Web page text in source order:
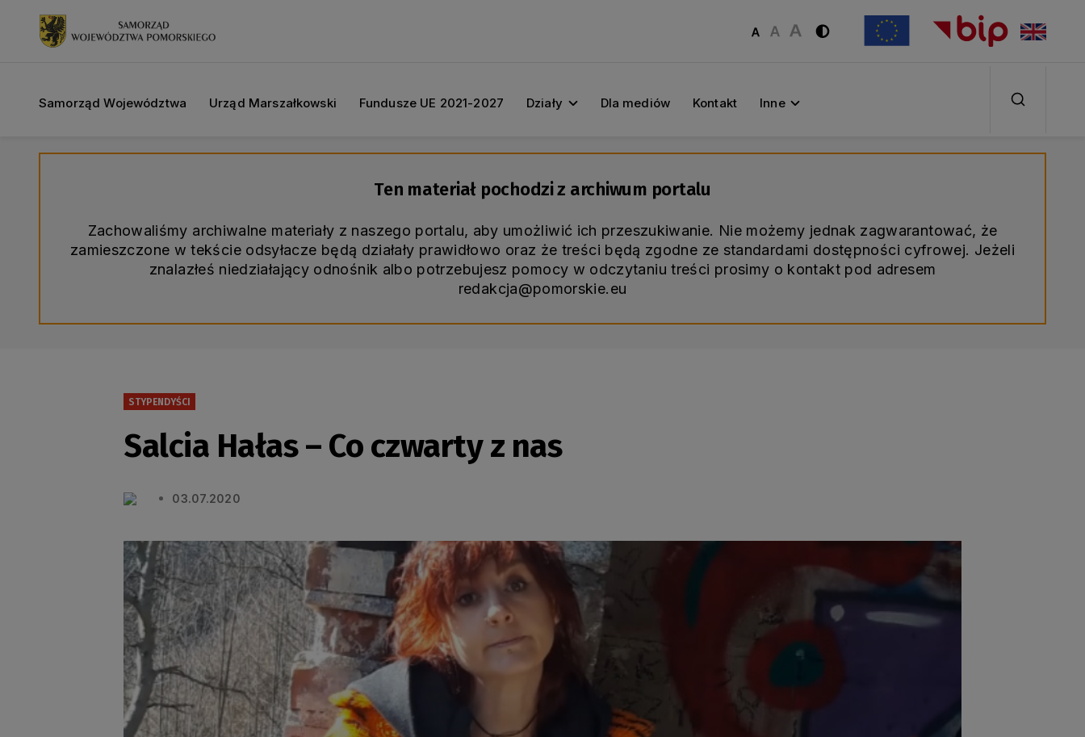
Samorząd Województwa Urząd Marszałkowski Fundusze UE 2021-2027 Działy Dla mediów Kontakt Inne
Ten materiał pochodzi z archiwum portalu
Zachowaliśmy archiwalne materiały z naszego portalu, aby umożliwić ich przeszukiwanie. Nie możemy jednak zagwarantować, że
zamieszczone w tekście odsyłacze będą działały prawidłowo oraz że treści będą zgodne ze standardami dostępności cyfrowej. Jeżeli
znalazłeś niedziałający odnośnik albo potrzebujesz pomocy w odczytaniu treści prosimy o kontakt pod adresem
redakcja@pomorskie.eu
STYPENDYŚCI
Salcia Hałas – Co czwarty z nas
03.07.2020